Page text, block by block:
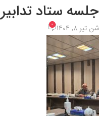
ستاد تدابیر
8, 1404
0